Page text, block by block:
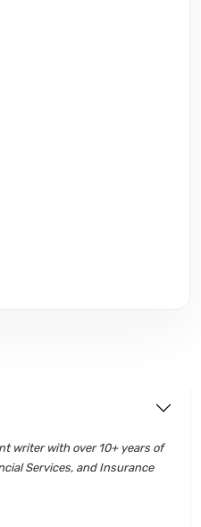
writer with over 10+ years of
Services, and Insurance